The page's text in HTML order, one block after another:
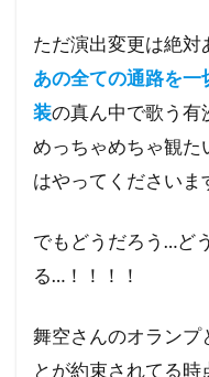
ただ演出変更は絶対
あの全ての通路を
装の真ん中で歌う有
めっちゃめちゃ観た
はやってくださいま
でもどうだろう…ど
る…！！！！
舞空さんのオランプ
とが約束されてる時